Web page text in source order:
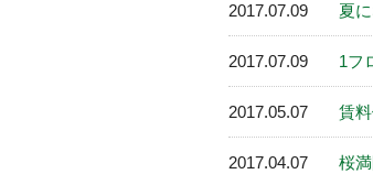
2017.07.09 夏
2017.07.09 1フ
2017.05.07 賃
2017.04.07 桜満